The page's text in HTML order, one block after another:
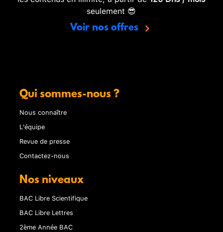
seulement 😎
Voir nos offres
Qui sommes-nous ?
Nous connaître
L'équipe
Revue de presse
Contactez-nous
Nos niveaux
BAC Libre Scientifique
BAC Libre Lettres
2ème Année BAC